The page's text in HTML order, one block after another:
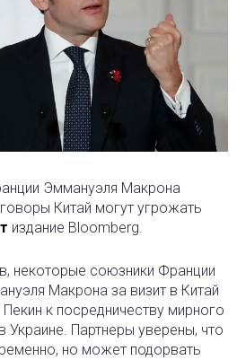
Эммануэля Макрона
Китай могут угрожать
издание Bloomberg.
некоторые союзники Франции
Макрона за визит в Китай
к посредничеству мирного
Украине. Партнеры уверены, что
но может подорвать